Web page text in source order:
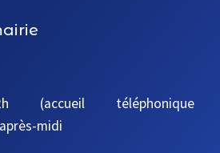
téléphonique
midi